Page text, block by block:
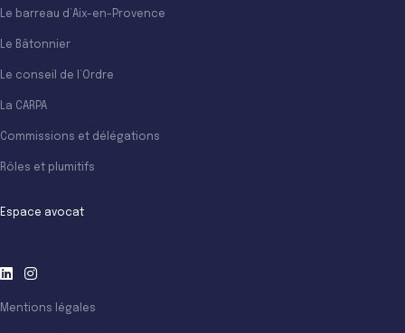
Le barreau d’Aix-en-Provence
Le Bâtonnier
Le conseil de l’Ordre
La CARPA
Commissions et délégations
Rôles et plumitifs
Espace avocat
Mentions légales